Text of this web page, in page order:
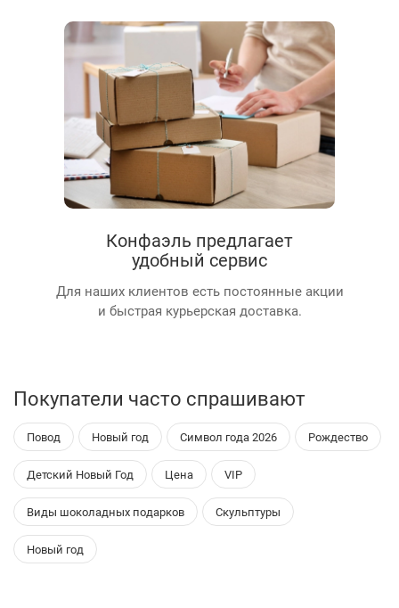
Конфаэль предлагает
удобный сервис
Для наших клиентов есть постоянные акции
и быстрая курьерская доставка.
Покупатели часто спрашивают
Повод Новый год Символ года 2026 Рождество
Детский Новый Год Цена VIP
Виды шоколадных подарков Скульптуры
Новый год